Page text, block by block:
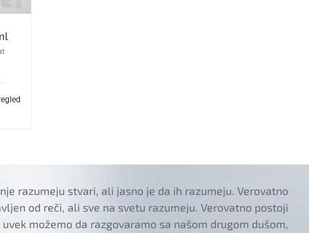
razumeju stvari, ali jasno je da ih razumeju. Verovatno
od reči, ali sve na svetu razumeju. Verovatno postoji
možemo da razgovaramo sa našom drugom dušom,